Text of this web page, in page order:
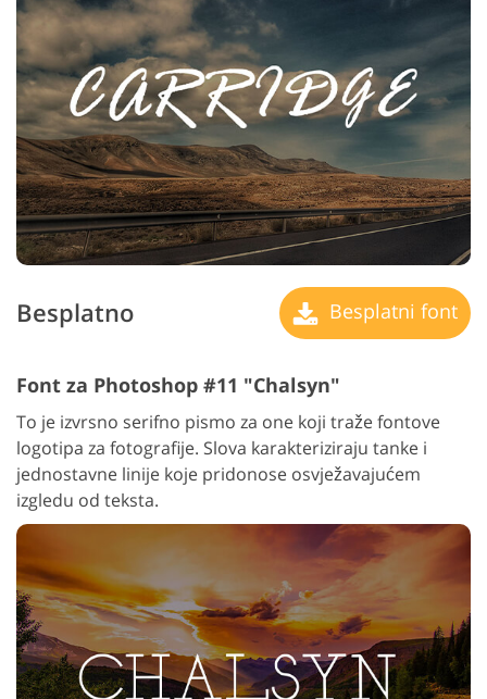
Besplatno Besplatni font
Font za Photoshop #11 "Chalsyn"
To je izvrsno serifno pismo za one koji traže fontove
logotipa za fotografije. Slova karakteriziraju tanke i
jednostavne linije koje pridonose osvježavajućem
izgledu od teksta.